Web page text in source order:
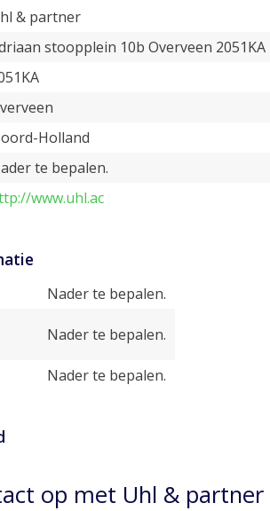
& partner
stoopplein 10b Overveen
Holland
te bepalen.
www.uhl.ac
Nader te bepalen.
Nader te bepalen.
Nader te bepalen.
op met Uhl & partner